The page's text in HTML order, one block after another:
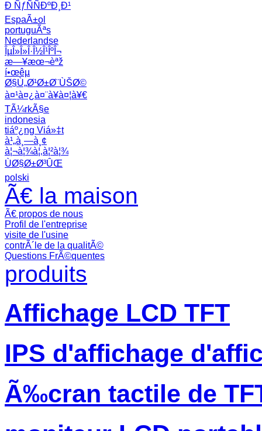
Ð ÑƒÑÑÐºÐ¸Ð¹
EspaÃ±ol
portuguÃªs
Nederlandse
ÎµÎ»Î»Î·Î½Î¹ÎºÎ¬
æ—¥æœ¬èªž
í•œêµ­
Ø§Ù„Ø¹Ø±Ø¨ÙŠØ©
à¤¹à¤¿à¤¨à¥à¤¦à¥€
TÃ¼rkÃ§e
indonesia
tiáº¿ng Viá»‡t
à¹„à¸—à¸¢
à¦¬à¦¾à¦‚à¦²à¦¾
ÙØ§Ø±Ø³ÛŒ
polski
Ã€ la maison
Ã€ propos de nous
Profil de l'entreprise
visite de l'usine
contrÃ´le de la qualitÃ©
Questions FrÃ©quentes
produits
Affichage LCD TFT
IPS d'affichage
Ã‰cran tactile de